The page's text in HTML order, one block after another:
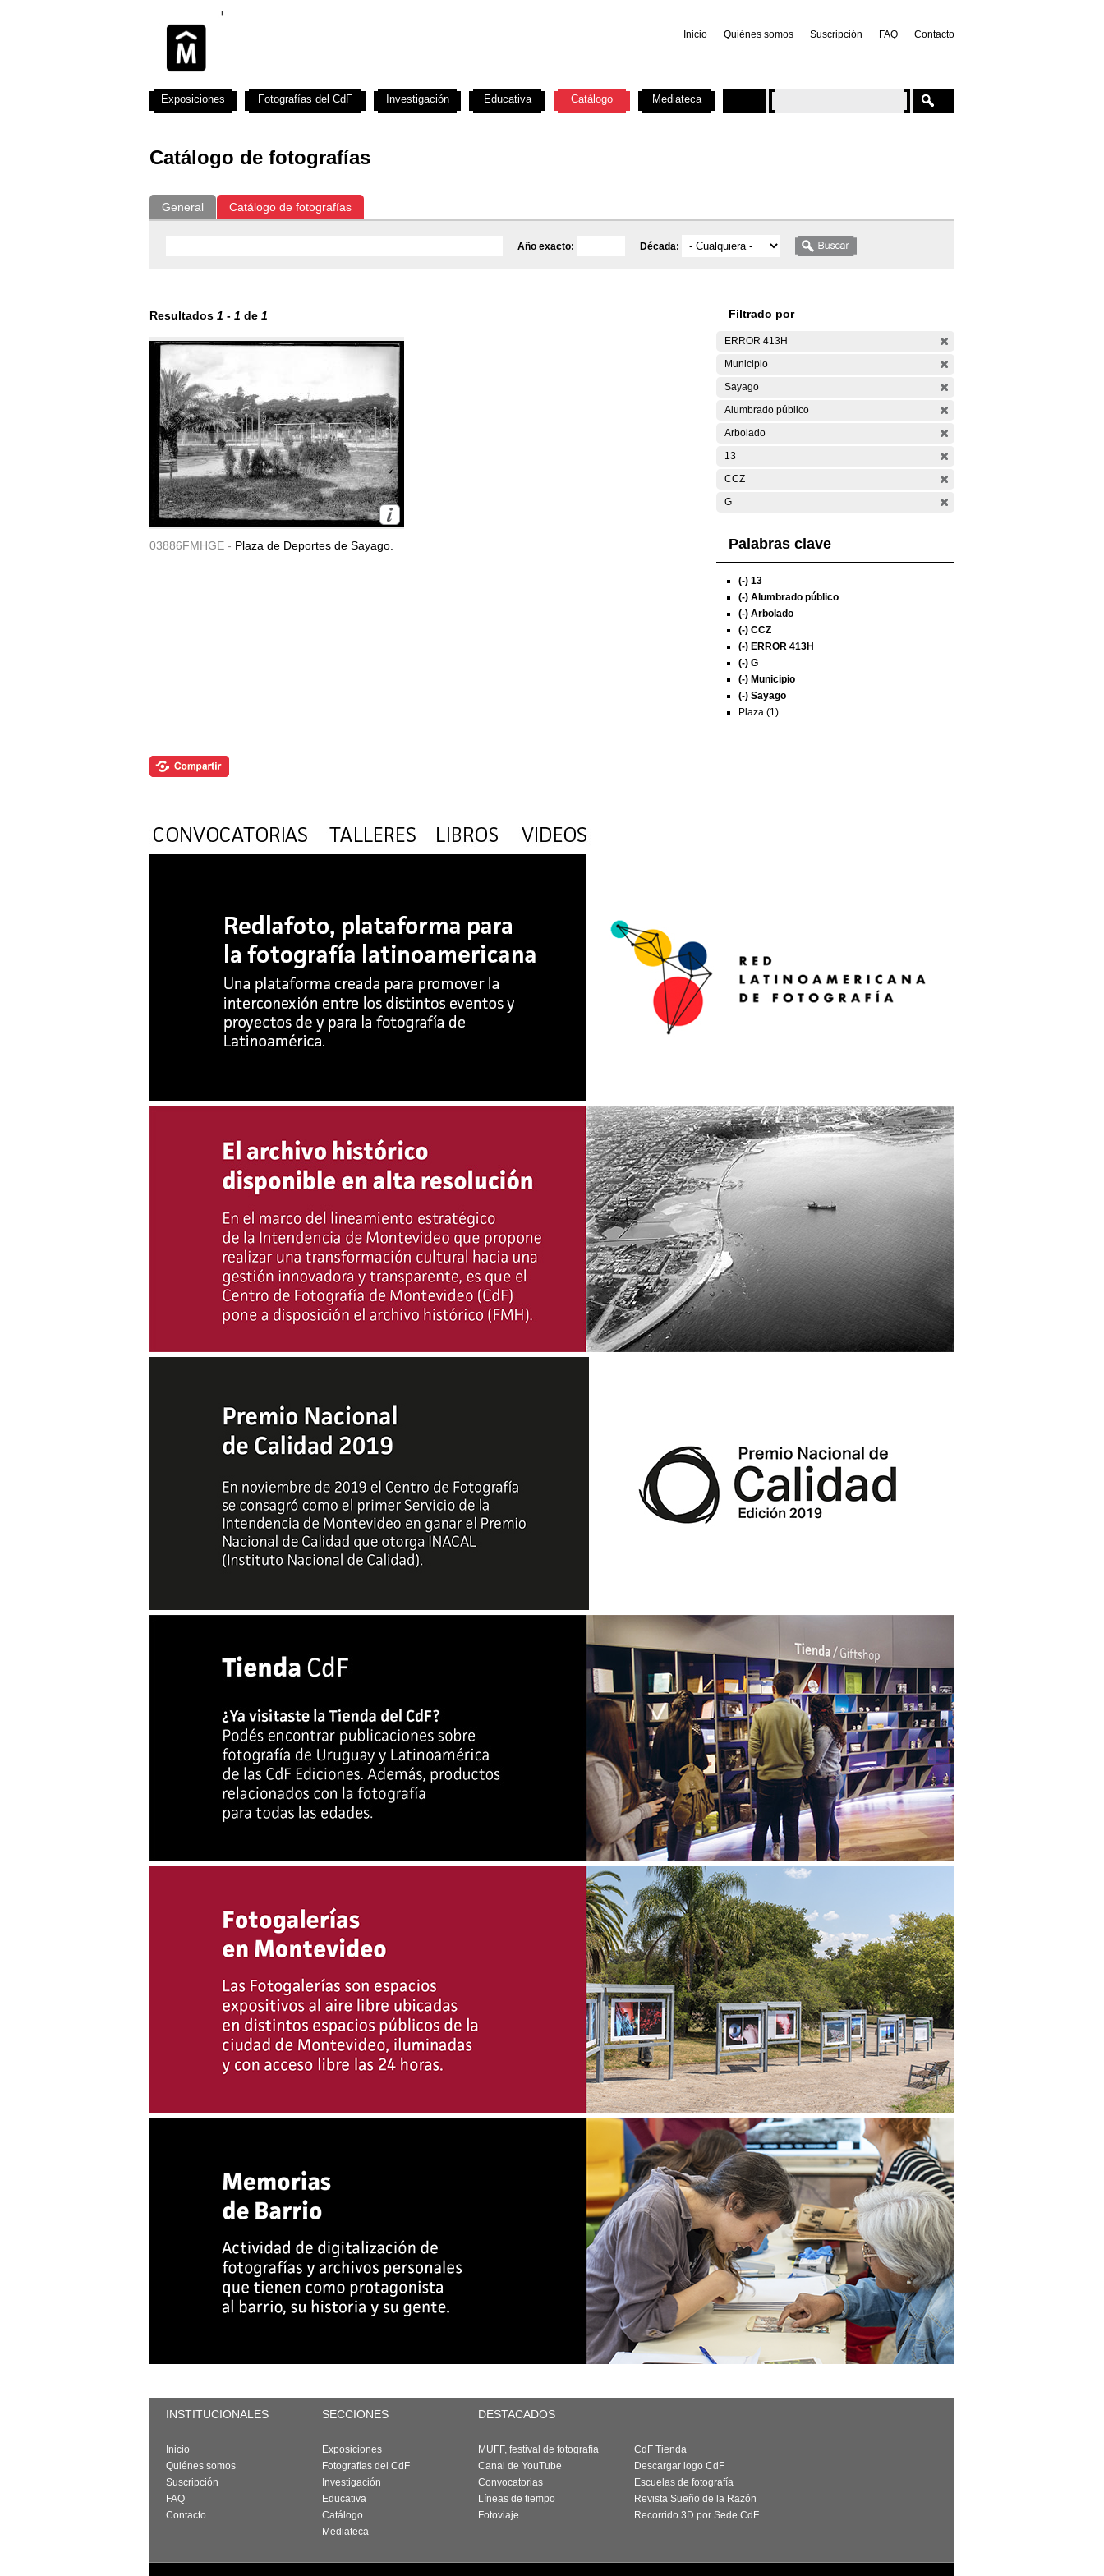
Inicio Quiénes somos Suscripción FAQ Contacto
Catálogo de fotografías
General Catálogo de fotografías
Año exacto: Década:
Resultados 1 - 1 de 1
03886FMHGE - Plaza de Deportes de Sayago.
Filtrado por
ERROR 413H
Municipio
Sayago
Alumbrado público
Arbolado
13
CCZ
G
Palabras clave
(-) 13
(-) Alumbrado público
(-) Arbolado
(-) CCZ
(-) ERROR 413H
(-) G
(-) Municipio
(-) Sayago
Plaza (1)
Exposiciones Fotografías del CdF Investigación Educativa Catálogo Mediateca
INSTITUCIONALES SECCIONES DESTACADOS
Inicio
Quiénes somos
Suscripción
FAQ
Contacto
Exposiciones
Fotografías del CdF
Investigación
Educativa
Catálogo
Mediateca
MUFF, festival de fotografía
Canal de YouTube
Convocatorias
Líneas de tiempo
Fotoviaje
CdF Tienda
Descargar logo CdF
Escuelas de fotografía
Revista Sueño de la Razón
Recorrido 3D por Sede CdF